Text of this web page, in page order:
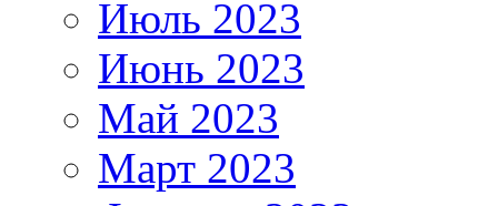
Июль 2023
Июнь 2023
Май 2023
Март 2023